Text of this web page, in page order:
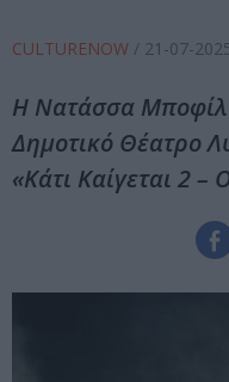
CULTURENOW / 21-07-
Η Νατάσσα
Δημοτικό Θέατρο
«Κάτι Καίγεται 2